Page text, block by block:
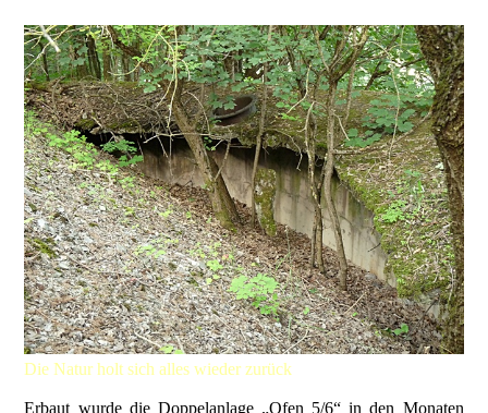
Die Natur holt sich alles wieder zurück
Erbaut wurde die Doppelanlage „Ofen 5/6“ in den Monaten